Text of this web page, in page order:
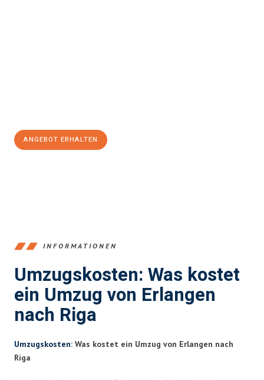
ANGEBOT ERHALTEN
INFORMATIONEN
Umzugskosten: Was kostet
ein Umzug von Erlangen
nach Riga
Umzugskosten: Was kostet ein Umzug von Erlangen nach
Riga